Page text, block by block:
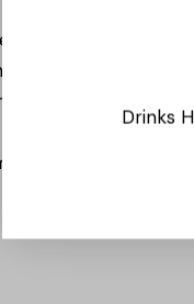
o cramă din
Cu podgorii
se distinge
ecologice.
în terroir-ul spaniol.
Drinks